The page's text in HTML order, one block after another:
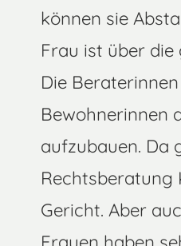
können sie
Frau ist über
Die
Bewohnerinnen
aufzubauen. Da
Rechtsberatung
Gericht. Aber